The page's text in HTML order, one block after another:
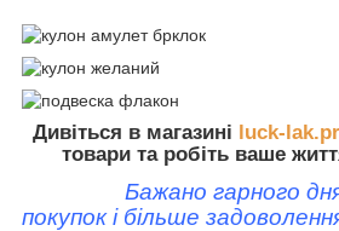
Дивіться в магазині luck-
товари та робіть ваше
Бажано гарного дня,
покупок і більше